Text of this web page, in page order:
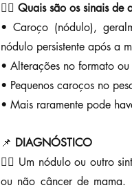
👉🏼 Quais são os sinais de
• Caroço (nódulo),
nódulo persistente após a
• Alterações no formato
• Pequenos caroços no
• Mais raramente pode
📌 DIAGNÓSTICO
👉🏼 Um nódulo ou outro
ou não câncer de mama.